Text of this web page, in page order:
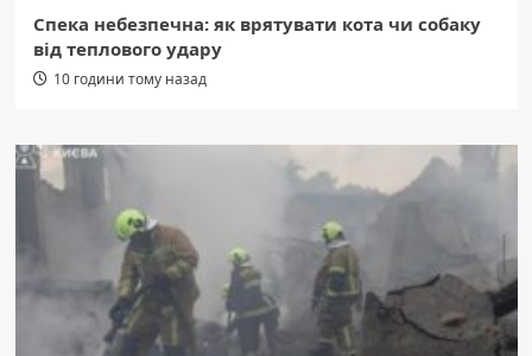
Спека небезпечна: як врятувати кота чи собаку
від теплового удару
10 години тому назад